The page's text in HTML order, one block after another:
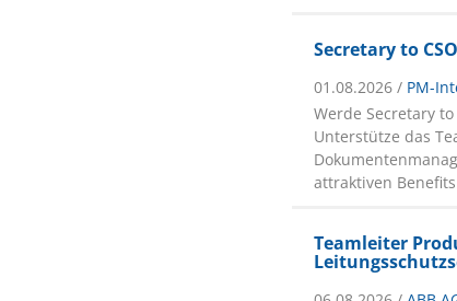
Secretary to
01.08.2026 / PM-
Werde Secretary
Unterstütze das
attraktiven
Teamleiter